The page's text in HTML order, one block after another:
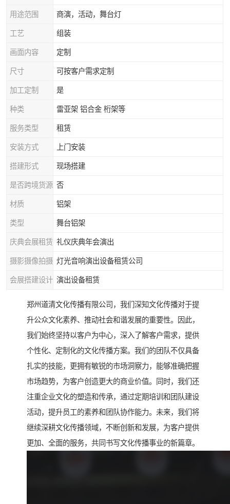
用途范围 商演，活动，舞台灯
工艺 组装
画面内容 定制
尺寸 可按客户需求定制
加工定制 是
种类 雷亚架 铝合金 桁架等
服务类型 租赁
安装方式 上门安装
搭建形式 现场搭建
是否跨境货源 否
材质 铝架
类型 舞台铝架
庆典会展租赁 礼仪庆典年会演出
摄影摄像拍摄 灯光音响演出设备租赁公司
会展搭建设计 演出设备租赁
郑州道清文化传播有限公司，我们深知文化传播对于提
升公众文化素养、推动社会和谐发展的重要性。因此，
我们始终坚持以客户为中心，深入了解客户需求，提供
个性化、定制化的文化传播方案。我们的团队不仅具备
扎实的技能，更拥有敏锐的市场洞察力，能够准确把握
市场趋势，为客户创造更大的商业价值。同时，我们还
注重企业文化的塑造和传承，通过定期培训和团队建设
活动，提升员工的素养和团队协作能力。未来，我们将
继续深耕文化传播领域，不断创新和发展，为客户提供
更加、全面的服务，共同书写文化传播事业的新篇章。